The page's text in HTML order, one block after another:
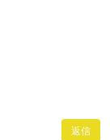
返信